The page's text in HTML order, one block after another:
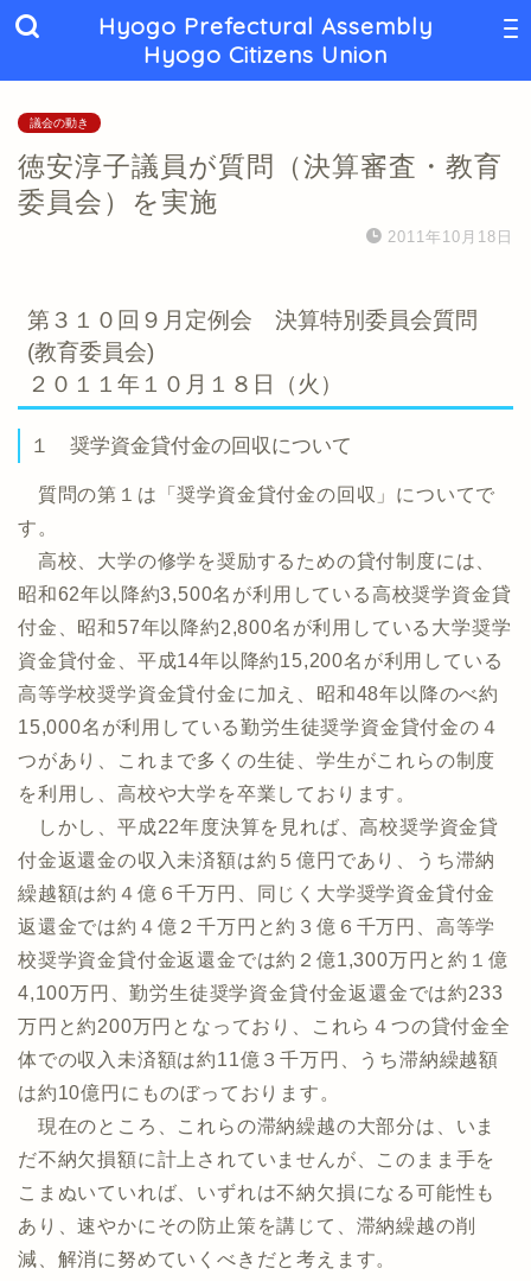
Hyogo Prefectural Assembly
Hyogo Citizens Union
議会の動き
徳安淳子議員が質問（決算審査・教育
委員会）を実施
2011年10月18日
第３１０回９月定例会 決算特別委員会質問
(教育委員会)
２０１１年１０月１８日（火）
１ 奨学資金貸付金の回収について
質問の第１は「奨学資金貸付金の回収」についてで
す。
高校、大学の修学を奨励するための貸付制度には、
昭和62年以降約3,500名が利用している高校奨学資金貸
付金、昭和57年以降約2,800名が利用している大学奨学
資金貸付金、平成14年以降約15,200名が利用している
高等学校奨学資金貸付金に加え、昭和48年以降のべ約
15,000名が利用している勤労生徒奨学資金貸付金の４
つがあり、これまで多くの生徒、学生がこれらの制度
を利用し、高校や大学を卒業しております。
しかし、平成22年度決算を見れば、高校奨学資金貸
付金返還金の収入未済額は約５億円であり、うち滞納
繰越額は約４億６千万円、同じく大学奨学資金貸付金
返還金では約４億２千万円と約３億６千万円、高等学
校奨学資金貸付金返還金では約２億1,300万円と約１億
4,100万円、勤労生徒奨学資金貸付金返還金では約233
万円と約200万円となっており、これら４つの貸付金全
体での収入未済額は約11億３千万円、うち滞納繰越額
は約10億円にものぼっております。
現在のところ、これらの滞納繰越の大部分は、いま
だ不納欠損額に計上されていませんが、このまま手を
こまぬいていれば、いずれは不納欠損になる可能性も
あり、速やかにその防止策を講じて、滞納繰越の削
減、解消に努めていくべきだと考えます。